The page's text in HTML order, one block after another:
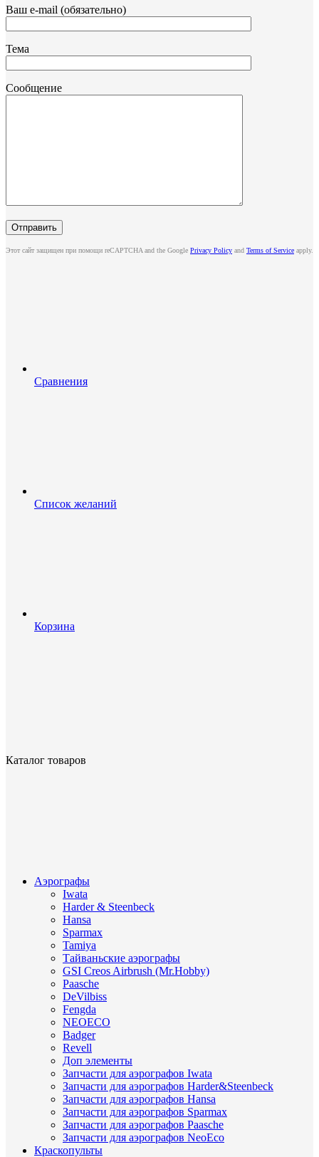
Ваш e-mail (обязательно)
Тема
Сообщение
Этот сайт защищен при помощи reCAPTCHA and the Google Privacy Policy and Terms of Service apply.
Сравнения
Список желаний
Корзина
Каталог товаров
Аэрографы
Iwata
Harder & Steenbeck
Hansa
Sparmax
Tamiya
Тайваньские аэрографы
GSI Creos Airbrush (Mr.Hobby)
Paasche
DeVilbiss
Fengda
NEOECO
Badger
Revell
Доп элементы
Запчасти для аэрографов Iwata
Запчасти для аэрографов Harder&Steenbeck
Запчасти для аэрографов Hansa
Запчасти для аэрографов Sparmax
Запчасти для аэрографов Paasche
Запчасти для аэрографов NeoEco
Краскопульты